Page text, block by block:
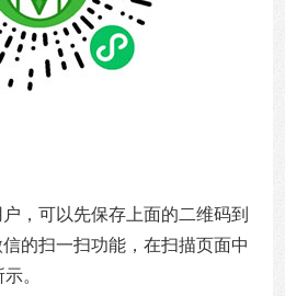
，可以先保存上面的二维码到
的扫一扫功能，在扫描页面中
。